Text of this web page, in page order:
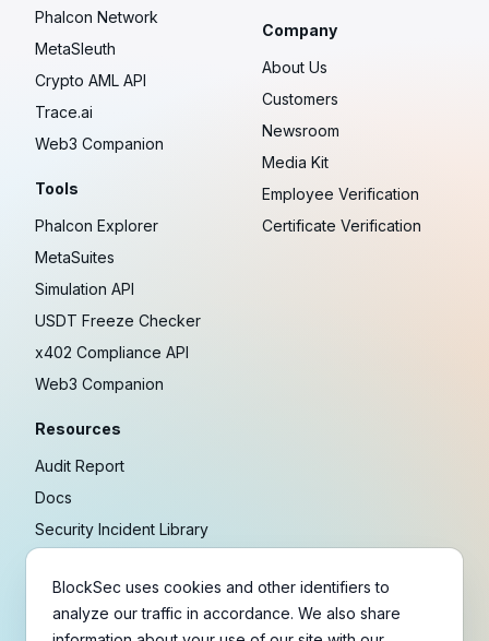
Phalcon Network
MetaSleuth
Crypto AML API
Trace.ai
Web3 Companion
Tools
Phalcon Explorer
MetaSuites
Simulation API
USDT Freeze Checker
x402 Compliance API
Web3 Companion
Resources
Audit Report
Docs
Security Incident Library
Research
Guides
Company
About Us
Customers
Newsroom
Media Kit
Employee Verification
Certificate Verification
BlockSec uses cookies and other identifiers to
analyze our traffic in accordance. We also share